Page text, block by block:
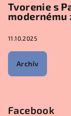
Tvorenie s
modernému
11.10.2025
Archív
Facebook